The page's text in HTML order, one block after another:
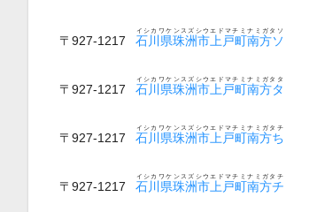
〒927-1217 石川県珠洲市上戸町南方ソ
イシカワケンスズシウエドマチミナミガタソ
〒927-1217 石川県珠洲市上戸町南方タ
イシカワケンスズシウエドマチミナミガタタ
〒927-1217 石川県珠洲市上戸町南方ち
イシカワケンスズシウエドマチミナミガタチ
〒927-1217 石川県珠洲市上戸町南方チ
イシカワケンスズシウエドマチミナミガタチ